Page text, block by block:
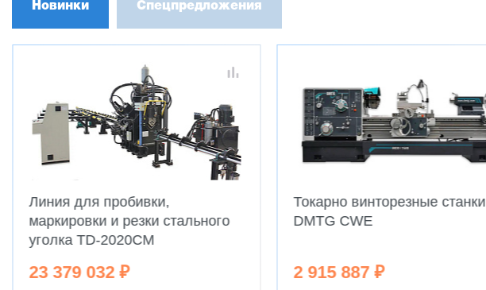
Новинки Спецпредложения
Токарно винторезные станки
DMTG CWE
2 915 887 ₽
Токарно-винторезный станок
CTMC C620B
2 177 419 ₽